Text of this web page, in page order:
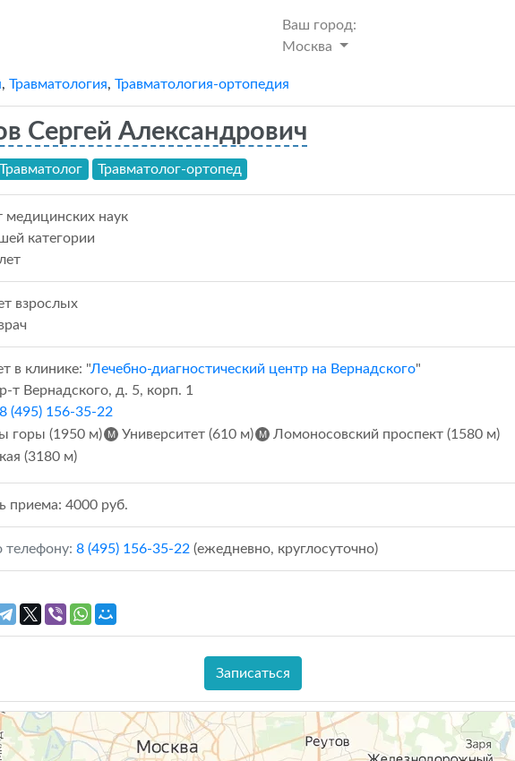
Ваш город:
Москва
, Травматология, Травматология-ортопедия
Сергей Александрович
Травматолог Травматолог-ортопед
медицинских наук
категории
взрослых
в клинике: "Лечебно-диагностический центр на Вернадского"
т Вернадского, д. 5, корп. 1
8 (495) 156-35-22
горы (1950 м)
Университет (610 м)
Ломоносовский проспект (1580 м)
(3180 м)
приема: 4000 руб.
телефону: 8 (495) 156-35-22 (ежедневно, круглосуточно)
Записаться